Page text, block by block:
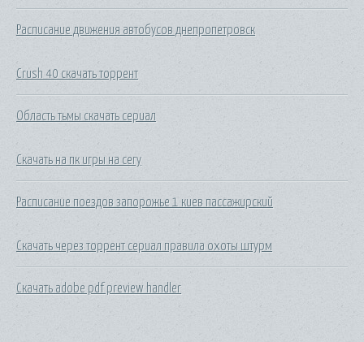
Расписание движения автобусов днепропетровск
Crush 40 скачать торрент
Область тьмы скачать сериал
Скачать на пк игры на сегу
Расписание поездов запорожье 1 киев пассажирский
Скачать через торрент сериал правила охоты штурм
Скачать adobe pdf preview handler